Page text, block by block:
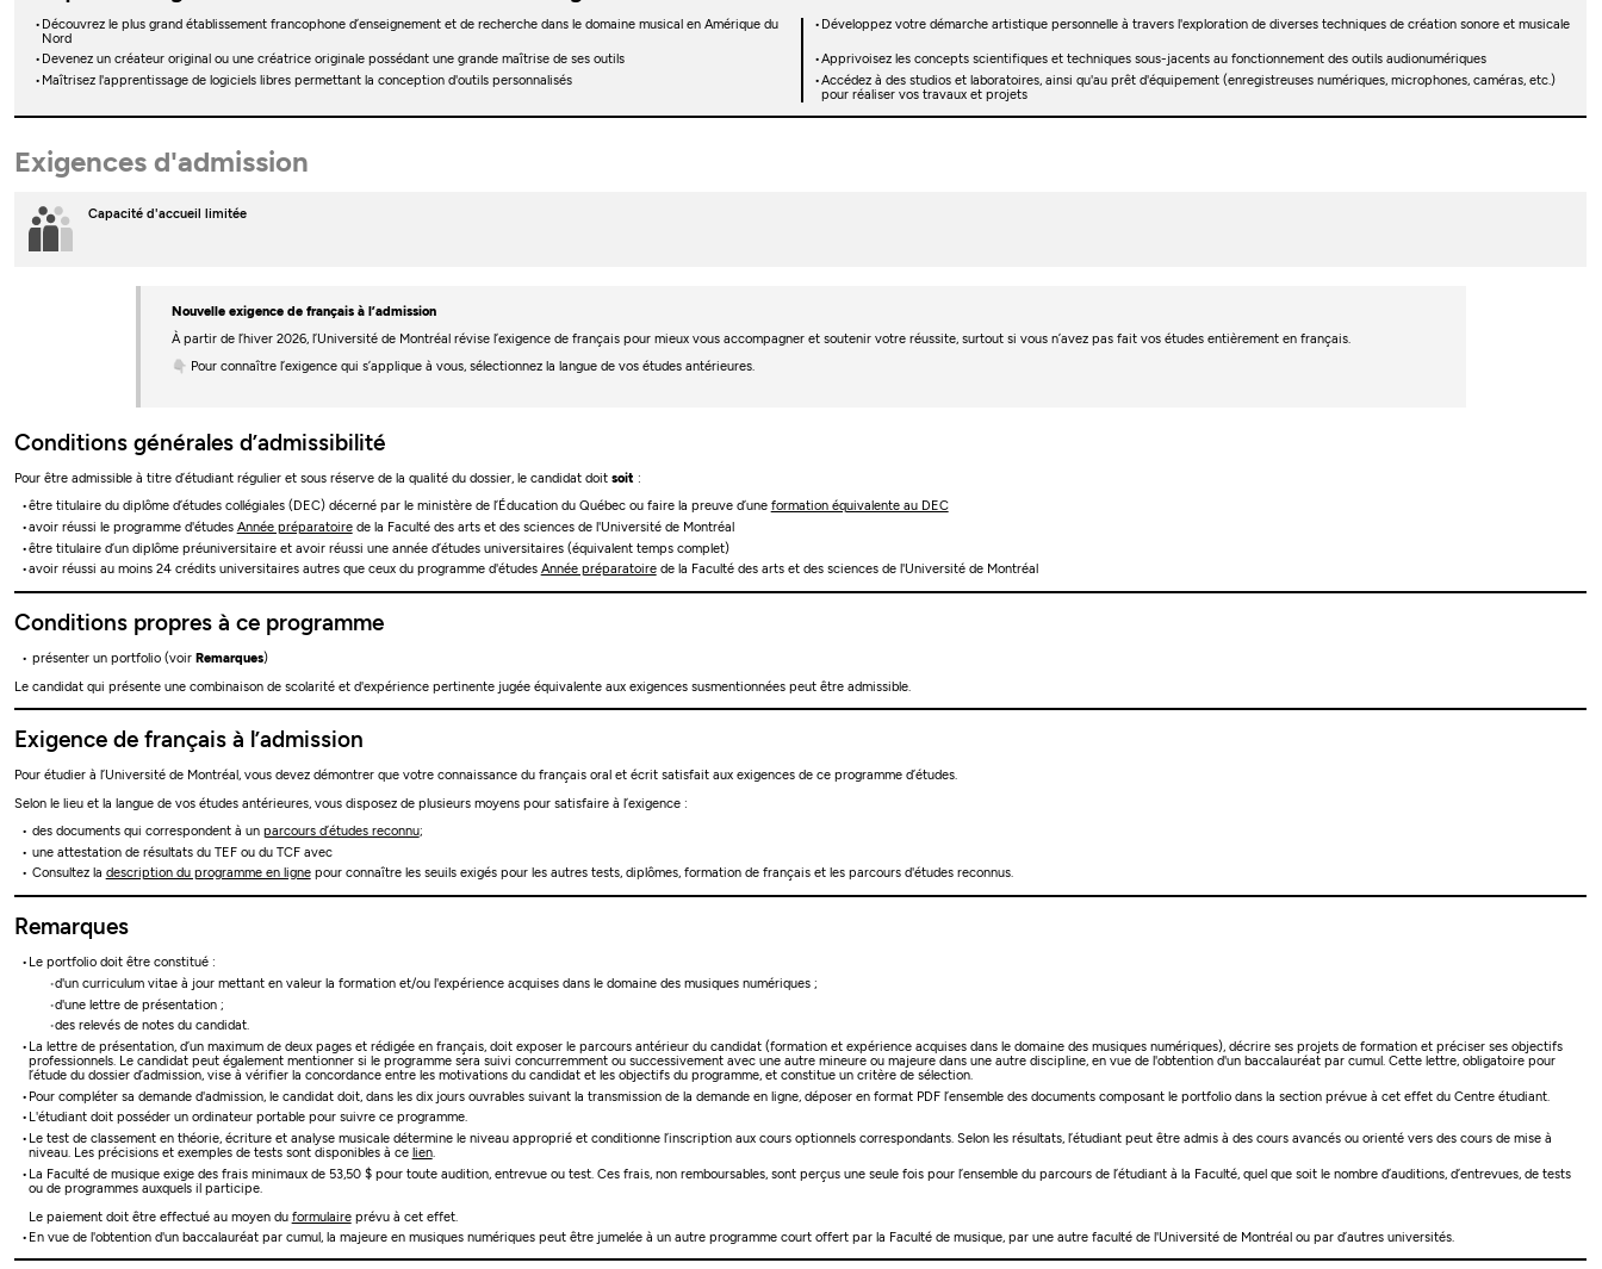
Découvrez le plus grand établissement francophone d’enseignement et de recherche dans le domaine musical en Amérique du
Nord
Développez votre démarche artistique personnelle à travers l'exploration de diverses techniques de création sonore et musicale
Devenez un créateur original ou une créatrice originale possédant une grande maîtrise de ses outils
Apprivoisez les concepts scientifiques et techniques sous-jacents au fonctionnement des outils audionumériques
Maîtrisez l'apprentissage de logiciels libres permettant la conception d'outils personnalisés
Accédez à des studios et laboratoires, ainsi qu'au prêt d'équipement (enregistreuses numériques, microphones, caméras, etc.)
pour réaliser vos travaux et projets
Exigences d'admission
Capacité d'accueil limitée
Nouvelle exigence de français à l’admission
À partir de l’hiver 2026, l’Université de Montréal révise l’exigence de français pour mieux vous accompagner et soutenir votre réussite, surtout si vous n’avez pas fait vos études entièrement en français.
👇 Pour connaître l’exigence qui s’applique à vous, sélectionnez la langue de vos études antérieures.
Conditions générales d’admissibilité
Pour être admissible à titre d’étudiant régulier et sous réserve de la qualité du dossier, le candidat doitsoit :
être titulaire du diplôme d’études collégiales (DEC) décerné par le ministère de l’Éducation du Québec ou faire la preuve d’une formation équivalente au DEC
avoir réussi le programme d'études Année préparatoirede la Faculté des arts et des sciences de l'Université de Montréal
être titulaire d’un diplôme préuniversitaire et avoir réussi une année d’études universitaires (équivalent temps complet)
avoir réussi au moins 24 crédits universitaires autres que ceux du programme d'études Année préparatoirede la Faculté des arts et des sciences de l'Université de Montréal
Conditions propres à ce programme
présenter un portfolio (voir Remarques)
Le candidat qui présente une combinaison de scolarité et d'expérience pertinente jugée équivalente aux exigences susmentionnées peut être admissible.
Exigence de français à l’admission
Pour étudier à l’Université de Montréal, vous devez démontrer que votre connaissance du français oral et écrit satisfait aux exigences de ce programme d’études.
Selon le lieu et la langue de vos études antérieures, vous disposez de plusieurs moyens pour satisfaire à l’exigence :
des documents qui correspondent à un parcours d’études reconnu;
une attestation de résultats du TEF ou du TCF avec
Consultez la description du programme en lignepour connaître les seuils exigés pour les autres tests, diplômes, formation de français et les parcours d'études reconnus.
Remarques
Le portfolio doit être constitué :
d'un curriculum vitae à jour mettant en valeur la formation et/ou l'expérience acquises dans le domaine des musiques numériques ;
d'une lettre de présentation ;
des relevés de notes du candidat.
La lettre de présentation, d’un maximum de deux pages et rédigée en français, doit exposer le parcours antérieur du candidat (formation et expérience acquises dans le domaine des musiques numériques), décrire ses projets de formation et préciser ses objectifs
professionnels. Le candidat peut également mentionner si le programme sera suivi concurremment ou successivement avec une autre mineure ou majeure dans une autre discipline, en vue de l'obtention d'un baccalauréat par cumul. Cette lettre, obligatoire pour
l’étude du dossier d’admission, vise à vérifier la concordance entre les motivations du candidat et les objectifs du programme, et constitue un critère de sélection.
Pour compléter sa demande d'admission, le candidat doit, dans les dix jours ouvrables suivant la transmission de la demande en ligne, déposer en format PDF l’ensemble des documents composant le portfolio dans la section prévue à cet effet du Centre étudiant.
L'étudiant doit posséder un ordinateur portable pour suivre ce programme.
Le test de classement en théorie, écriture et analyse musicale détermine le niveau approprié et conditionne l’inscription aux cours optionnels correspondants. Selon les résultats, l’étudiant peut être admis à des cours avancés ou orienté vers des cours de mise à
niveau. Les précisions et exemples de tests sont disponibles à ce lien.
La Faculté de musique exige des frais minimaux de 53,50 $ pour toute audition, entrevue ou test. Ces frais, non remboursables, sont perçus une seule fois pour l’ensemble du parcours de l’étudiant à la Faculté, quel que soit le nombre d’auditions, d’entrevues, de tests
ou de programmes auxquels il participe.
Le paiement doit être effectué au moyen du formulaireprévu à cet effet.
En vue de l'obtention d'un baccalauréat par cumul, la majeure en musiques numériques peut être jumelée à un autre programme court offert par la Faculté de musique, par une autre faculté de l'Université de Montréal ou par d’autres universités.